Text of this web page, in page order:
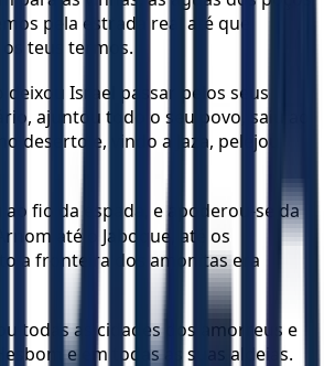
pela estrada real até que
teus termos.
deixou Israel passar pelos seus
ajuntou todo o seu povo, saiu ao
deserto e, vindo a Jaza, pelejou
fio da espada, e apoderou-se da
até o Jaboque, até os
a fronteira dos amonitas era
todas as cidades dos amorreus e
e em todas as suas aldeias.